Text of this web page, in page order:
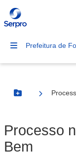
Prefeitura de
Botão Menu
Processo
Bem